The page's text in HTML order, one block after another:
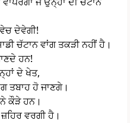
ਦੇਵੇਗੀ!
ਚੱਟਾਨ ਵਾਂਗ ਤਕੜੀ ਨਹੀਂ ਹੈ।
ਹਨ!
ਦੇ ਖੇਤ,
ਤਬਾਹ ਹੋ ਜਾਣਗੇ।
ਕੌੜੇ ਹਨ।
ਵਰਗੀ ਹੈ।